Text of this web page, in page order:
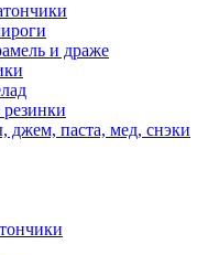
и драже
джем, паста, мед, снэки